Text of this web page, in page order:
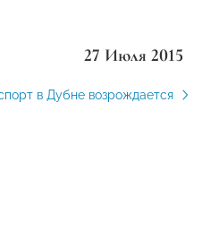
27 Июля 2015
в Дубне возрождается